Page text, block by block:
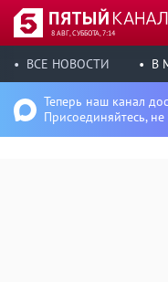
8 АВГ, СУББОТА, 7:14
ВСЕ НОВОСТИ В
Теперь наш канал
Присоединяйтесь, не